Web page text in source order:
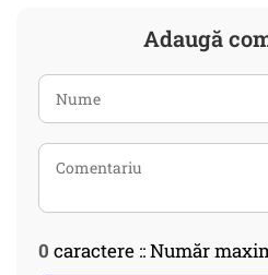
Adaugă
0 caractere :: Număr